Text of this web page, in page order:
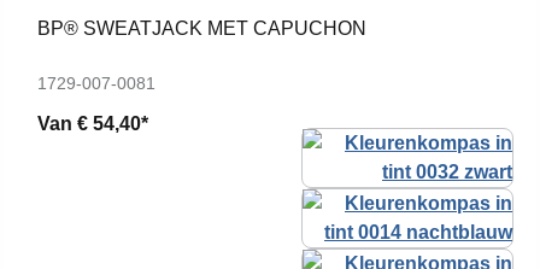
BP® SWEATJACK MET CAPUCHON
1729-007-0081
Van € 54,40*